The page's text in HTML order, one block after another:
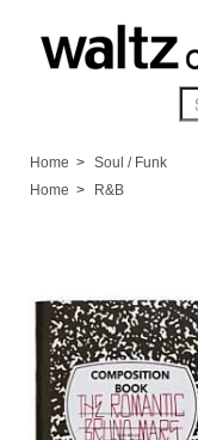
Home > Soul / Funk
Home > R&B